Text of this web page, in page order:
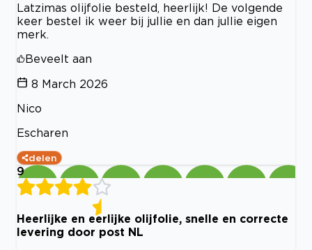
Latzimas olijfolie besteld, heerlijk! De volgende
keer bestel ik weer bij jullie en dan jullie eigen
merk.
Beveelt aan
8 March 2026
Nico
Escharen
delen
9
Heerlijke en eerlijke olijfolie, snelle en correcte
levering door post NL